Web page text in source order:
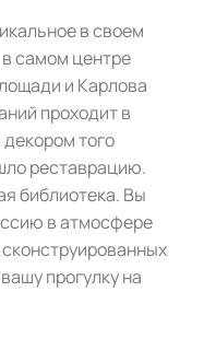
в своем
в самом центре
и Карлова
проходит в
того
реставрацию.
библиотека. Вы
в атмосфере
прогулку на